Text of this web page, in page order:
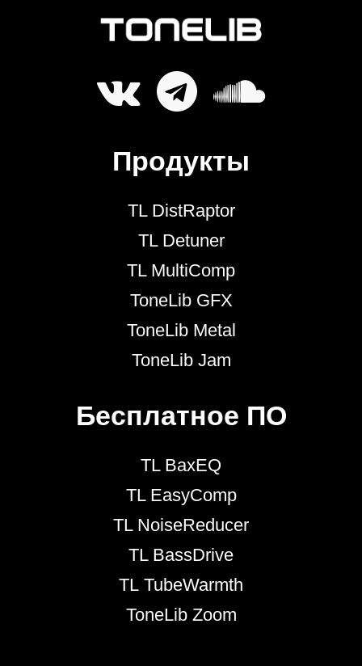
Продукты
TL DistRaptor
TL Detuner
TL MultiComp
ToneLib GFX
ToneLib Metal
ToneLib Jam
Бесплатное ПО
TL BaxEQ
TL EasyComp
TL NoiseReducer
TL BassDrive
TL TubeWarmth
ToneLib Zoom